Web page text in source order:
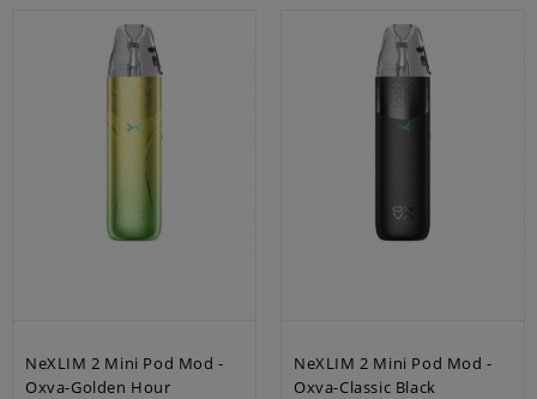
NeXLIM 2 Mini Pod Mod -
Oxva-Golden Hour
NeXLIM 2 Mini Pod Mod -
Oxva-Classic Black